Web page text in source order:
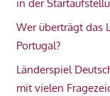
in der
Wer überträgt das
Portugal?
Länderspiel
mit vielen